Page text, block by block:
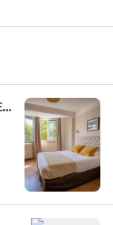
THE ORIGINALS CITY, HÔTEL MONDIAL, PERPIGNAN